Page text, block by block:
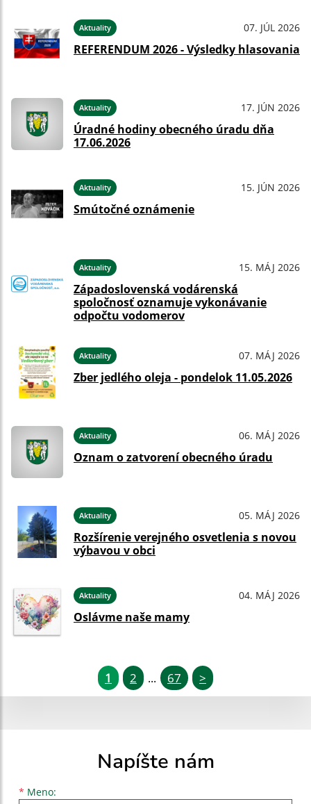
Aktuality 07. JÚL 2026
REFERENDUM 2026 - Výsledky hlasovania
Aktuality 17. JÚN 2026
Úradné hodiny obecného úradu dňa
17.06.2026
Aktuality 15. JÚN 2026
Smútočné oznámenie
Aktuality 15. MÁJ 2026
Západoslovenská vodárenská
spoločnosť oznamuje vykonávanie
odpočtu vodomerov
Aktuality 07. MÁJ 2026
Zber jedlého oleja - pondelok 11.05.2026
Aktuality 06. MÁJ 2026
Oznam o zatvorení obecného úradu
Aktuality 05. MÁJ 2026
Rozšírenie verejného osvetlenia s novou
výbavou v obci
Aktuality 04. MÁJ 2026
Oslávme naše mamy
1 2 ... 67 >
Napíšte nám
* Meno:
Meno
Priezvisko
E-mailová adresa